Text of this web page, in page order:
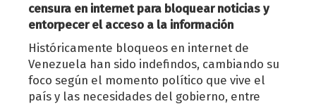
censura en internet para bloquear noticias y
entorpecer el acceso a la información
Históricamente bloqueos en internet de
Venezuela han sido indefindos, cambiando su
foco según el momento político que vive el
país y las necesidades del gobierno, entre